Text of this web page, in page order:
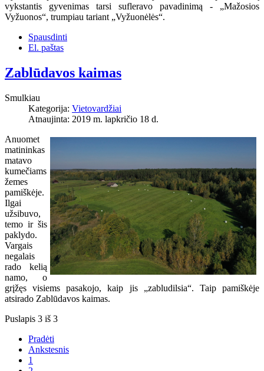
vykstantis gyvenimas tarsi sufleravo pavadinimą - „Mažosios
Vyžuonos“, trumpiau tariant „Vyžuonėlės“.
Spausdinti
El. paštas
Zablūdavos kaimas
Smulkiau
Kategorija: Vietovardžiai
Atnaujinta: 2019 m. lapkričio 18 d.
Anuomet
matininkas
matavo
kumečiams
žemes
pamiškėje.
Ilgai
užsibuvo,
temo ir šis
paklydo.
Vargais
negalais
rado kelią
namo, o
grįžęs visiems pasakojo, kaip jis „zabludilsia“. Taip pamiškėje
atsirado Zablūdavos kaimas.
Puslapis 3 iš 3
Pradėti
Ankstesnis
1